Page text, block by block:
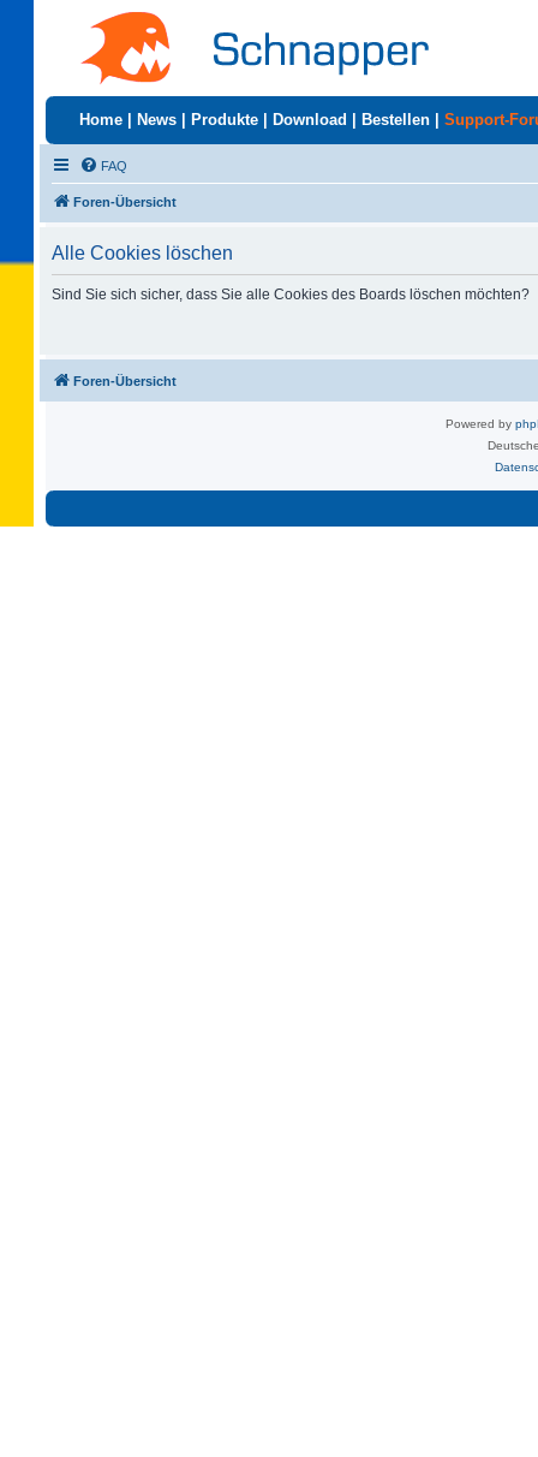
Home News Produkte Download Bestellen Support-
FAQ
Foren-Übersicht
Alle Cookies löschen
Sind Sie sich sicher, dass Sie alle Cookies des Boards löschen möchten?
Foren-Übersicht
Powered by